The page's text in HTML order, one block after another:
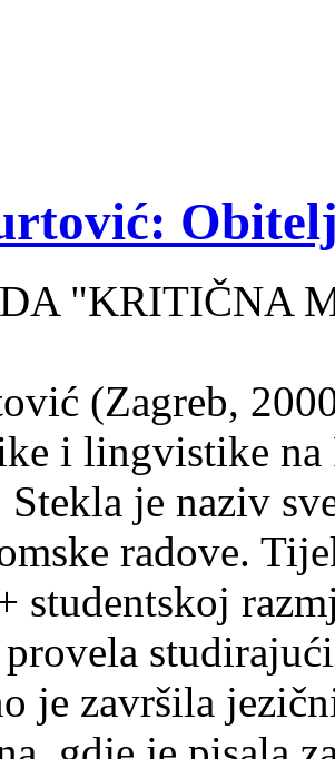
"KRITIČNA
(Zagreb,
i lingvistike
Stekla je naziv
radove.
studentskoj
provela
je završila